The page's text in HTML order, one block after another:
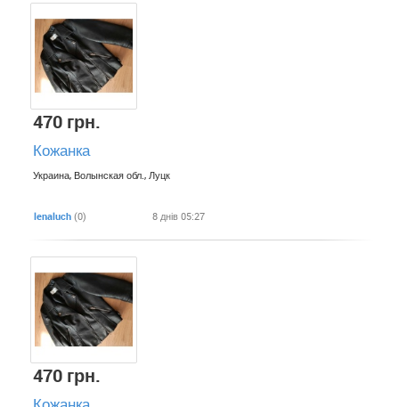
470 грн.
Кожанка
Украина, Волынская обл., Луцк
lenaluch (0) 8 днів 05:27
470 грн.